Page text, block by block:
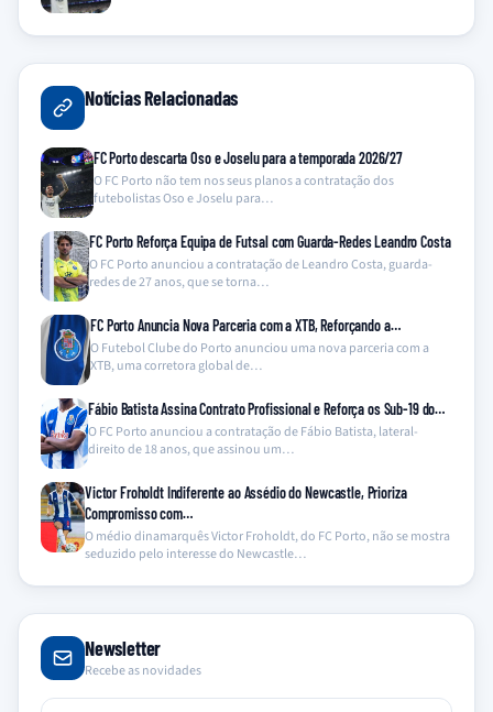
Notícias Relacionadas
FC Porto descarta Oso e Joselu para a temporada 2026/27
O FC Porto não tem nos seus planos a contratação dos
futebolistas Oso e Joselu para…
FC Porto Reforça Equipa de Futsal com Guarda-Redes Leandro Costa
O FC Porto anunciou a contratação de Leandro Costa, guarda-
redes de 27 anos, que se torna…
FC Porto Anuncia Nova Parceria com a XTB, Reforçando a…
O Futebol Clube do Porto anunciou uma nova parceria com a
XTB, uma corretora global de…
Fábio Batista Assina Contrato Profissional e Reforça os Sub-19 do…
O FC Porto anunciou a contratação de Fábio Batista, lateral-
direito de 18 anos, que assinou um…
Victor Froholdt Indiferente ao Assédio do Newcastle, Prioriza
Compromisso com…
O médio dinamarquês Victor Froholdt, do FC Porto, não se mostra
seduzido pelo interesse do Newcastle…
Newsletter
Recebe as novidades